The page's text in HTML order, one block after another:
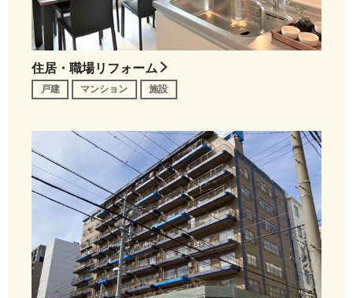
住居・職場リフォーム
戸建 マンション 施設